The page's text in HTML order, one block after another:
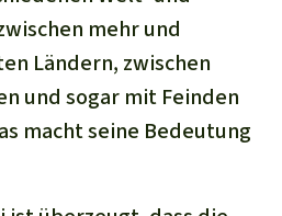
mehr und
Ländern, zwischen
und sogar mit Feinden
macht seine Bedeutung